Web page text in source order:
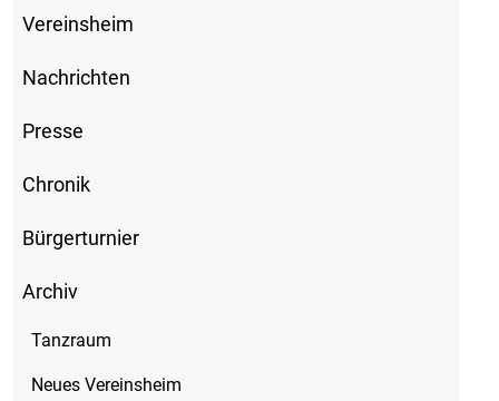
Vereinsheim
Nachrichten
Presse
Chronik
Bürgerturnier
Archiv
Tanzraum
Neues Vereinsheim